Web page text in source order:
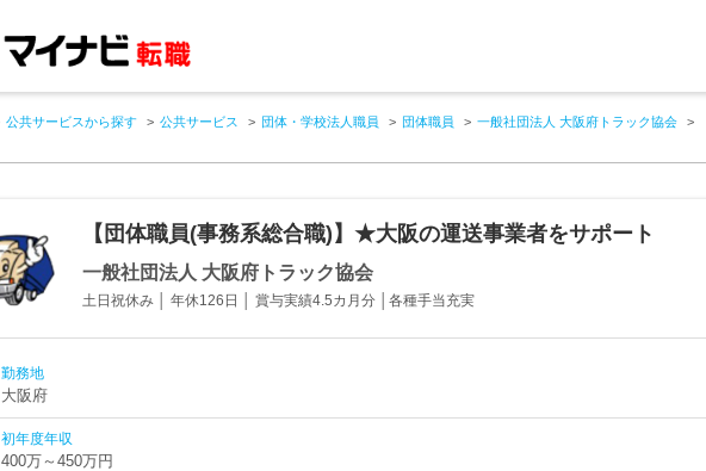
公共サービスから探す 公共サービス 団体・学校法人職員 団体職員 一般社団法人 大阪府トラック協会
【団体職員(事務系総合職)】★大阪の運送事業者をサポート
一般社団法人 大阪府トラック協会
土日祝休み │ 年休126日 │ 賞与実績4.5カ月分 │各種手当充実
勤務地
大阪府
初年度年収
400万～450万円